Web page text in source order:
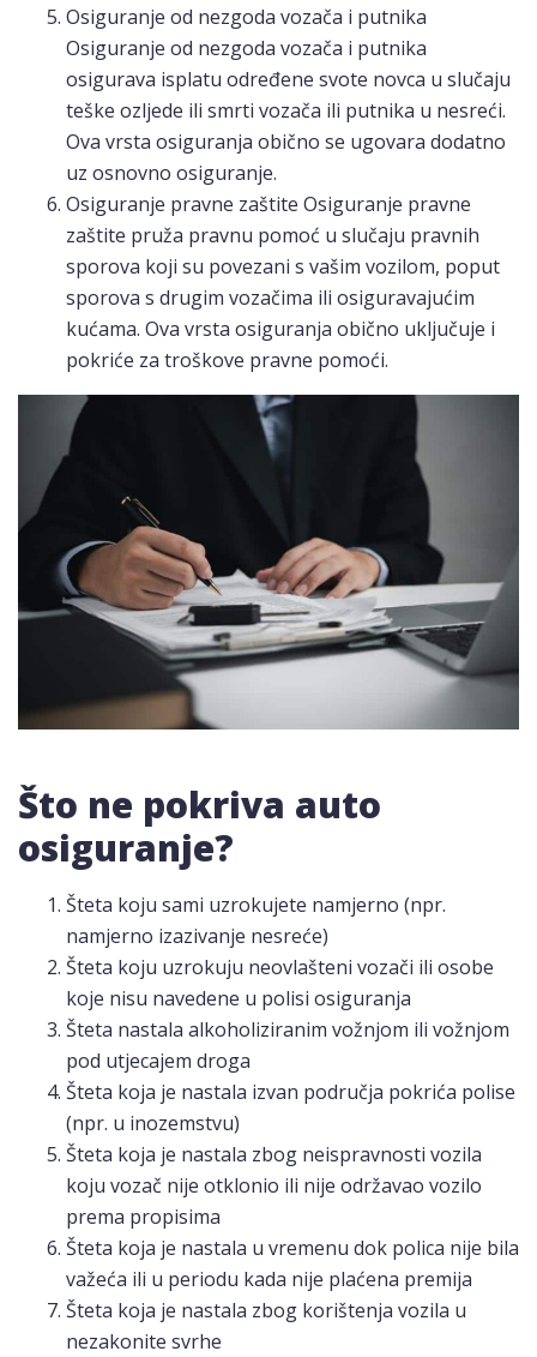
Osiguranje od nezgoda vozača i putnika
Osiguranje od nezgoda vozača i putnika
osigurava isplatu određene svote novca u slučaju
teške ozljede ili smrti vozača ili putnika u nesreći.
Ova vrsta osiguranja obično se ugovara dodatno
uz osnovno osiguranje.
Osiguranje pravne zaštite Osiguranje pravne
zaštite pruža pravnu pomoć u slučaju pravnih
sporova koji su povezani s vašim vozilom, poput
sporova s drugim vozačima ili osiguravajućim
kućama. Ova vrsta osiguranja obično uključuje i
pokriće za troškove pravne pomoći.
Što ne pokriva auto
osiguranje?
Šteta koju sami uzrokujete namjerno (npr.
namjerno izazivanje nesreće)
Šteta koju uzrokuju neovlašteni vozači ili osobe
koje nisu navedene u polisi osiguranja
Šteta nastala alkoholiziranim vožnjom ili vožnjom
pod utjecajem droga
Šteta koja je nastala izvan područja pokrića polise
(npr. u inozemstvu)
Šteta koja je nastala zbog neispravnosti vozila
koju vozač nije otklonio ili nije održavao vozilo
prema propisima
Šteta koja je nastala u vremenu dok polica nije bila
važeća ili u periodu kada nije plaćena premija
Šteta koja je nastala zbog korištenja vozila u
nezakonite svrhe